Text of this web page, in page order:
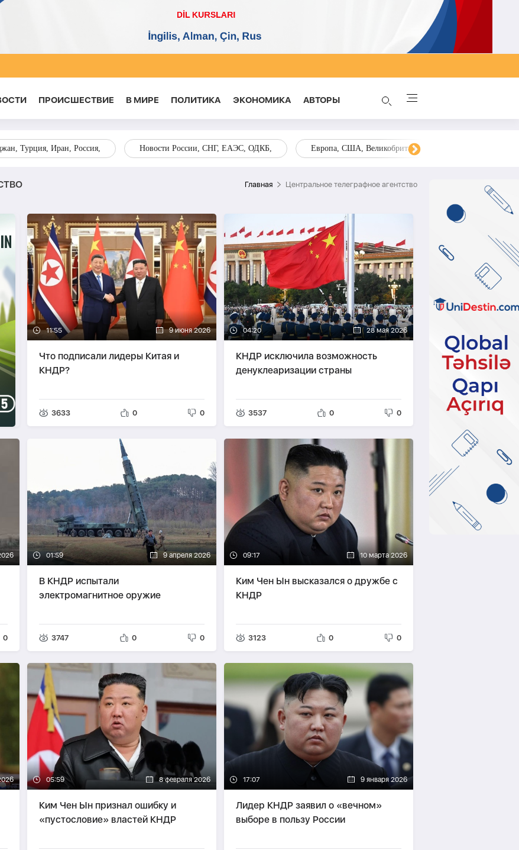
ПРОИСШЕСТВИЕ В МИРЕ ПОЛИТИКА ЭКОНОМИКА AВТОРЫ
Турция, Иран, Россия, Новости России, СНГ, ЕАЭС, ОДКБ, Европа, США, Великобритания, Украина, Запад,
Главная Центральное телеграфное агентство
11:55 9 июня 2026
Что подписали лидеры Китая и
КНДР?
3633 0 0
04:20 28 мая 2026
КНДР исключила возможность
денуклеаризации страны
3537 0 0
0
01:59 9 апреля 2026
В КНДР испытали
электромагнитное оружие
3747 0 0
09:17 10 марта 2026
Ким Чен Ын высказался о дружбе с
КНДР
3123 0 0
05:59 8 февраля 2026
Ким Чен Ын признал ошибку и
«пустословие» властей КНДР
17:07 9 января 2026
Лидер КНДР заявил о «вечном»
выборе в пользу России